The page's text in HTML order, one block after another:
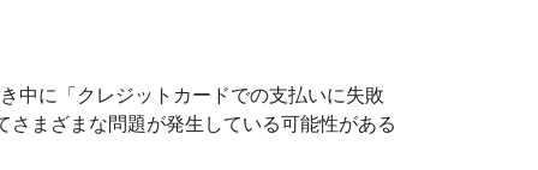
中に「クレジットカードでの支払いに失敗
まざまな問題が発生している可能性がある